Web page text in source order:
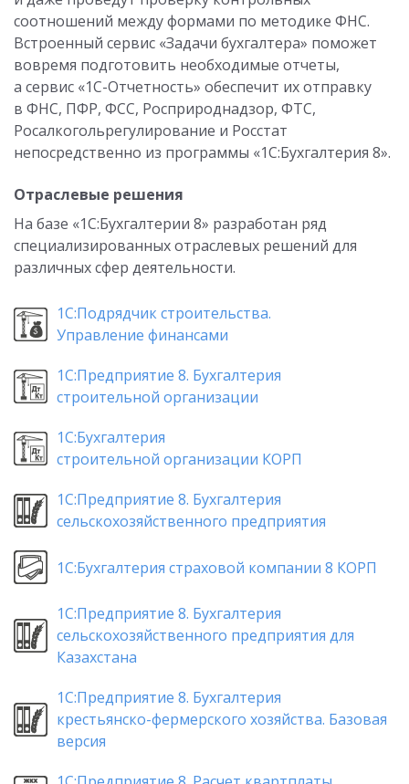
соотношений между формами по методике ФНС.
Встроенный сервис «Задачи бухгалтера» поможет
вовремя подготовить необходимые отчеты,
а сервис «1С-Отчетность» обеспечит их отправку
в ФНС, ПФР, ФСС, Росприроднадзор, ФТС,
Росалкогольрегулирование и Росстат
непосредственно из программы «1С:Бухгалтерия 8».
Отраслевые решения
На базе «1С:Бухгалтерии 8» разработан ряд
специализированных отраслевых решений для
различных сфер деятельности.
1С:Подрядчик строительства.
Управление финансами
1С:Предприятие 8. Бухгалтерия
строительной организации
1С:Бухгалтерия
строительной организации КОРП
1С:Предприятие 8. Бухгалтерия
сельскохозяйственного предприятия
1С:Бухгалтерия страховой компании 8 КОРП
1С:Предприятие 8. Бухгалтерия
сельскохозяйственного предприятия для
Казахстана
1С:Предприятие 8. Бухгалтерия
крестьянско-фермерского хозяйства. Базовая
версия